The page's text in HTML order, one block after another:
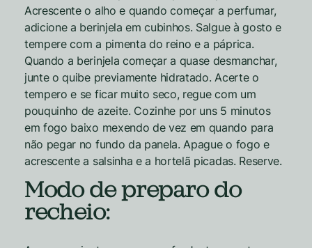
Acrescente o alho e quando começar a perfumar,
adicione a berinjela em cubinhos. Salgue à gosto e
tempere com a pimenta do reino e a páprica.
Quando a berinjela começar a quase desmanchar,
junte o quibe previamente hidratado. Acerte o
tempero e se ficar muito seco, regue com um
pouquinho de azeite. Cozinhe por uns 5 minutos
em fogo baixo mexendo de vez em quando para
não pegar no fundo da panela. Apague o fogo e
acrescente a salsinha e a hortelã picadas. Reserve.
Modo de preparo do
recheio: